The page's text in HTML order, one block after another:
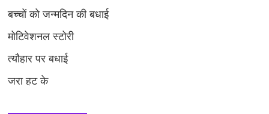
बच्चों को जन्मदिन की बधाई
मोटिवेशनल स्टोरी
त्यौहार पर बधाई
जरा हट के